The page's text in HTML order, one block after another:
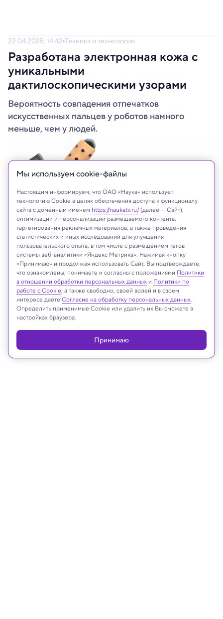
22.04.2025, 14:42 Техника и технологии
Разработана электронная кожа с
уникальными
дактилоскопическими узорами
Вероятность совпадения отпечатков
искусственных пальцев у роботов намного
меньше, чем у людей.
UNIST
Реклама
Мы используем сookie-файлы
Принимаю
Настоящим информируем, что ОАО «Наука» использует
технологию Cookie в целях обеспечения доступа к функционалу
сайта с доменным именем https://naukatv.ru/(далее — Сайт),
оптимизации и персонализации размещаемого контента,
таргетирования рекламных материалов, а также проведения
статистических и иных исследований для улучшения
пользовательского опыта, в том числе с размещением тегов
системы веб-аналитики «Яндекс Метрика». Нажимая кнопку
«Принимаю» и продолжая использовать Сайт, Вы подтверждаете,
что ознакомлены, понимаете и согласны с положениями Политики
в отношении обработки персональных данных и Политики по
работе с Cookie, а также свободно, своей волей и в своем
интересе даёте Согласие на обработку персональных данных.
Определить применимые Cookie или удалить их Вы сможете в
настройках браузера.